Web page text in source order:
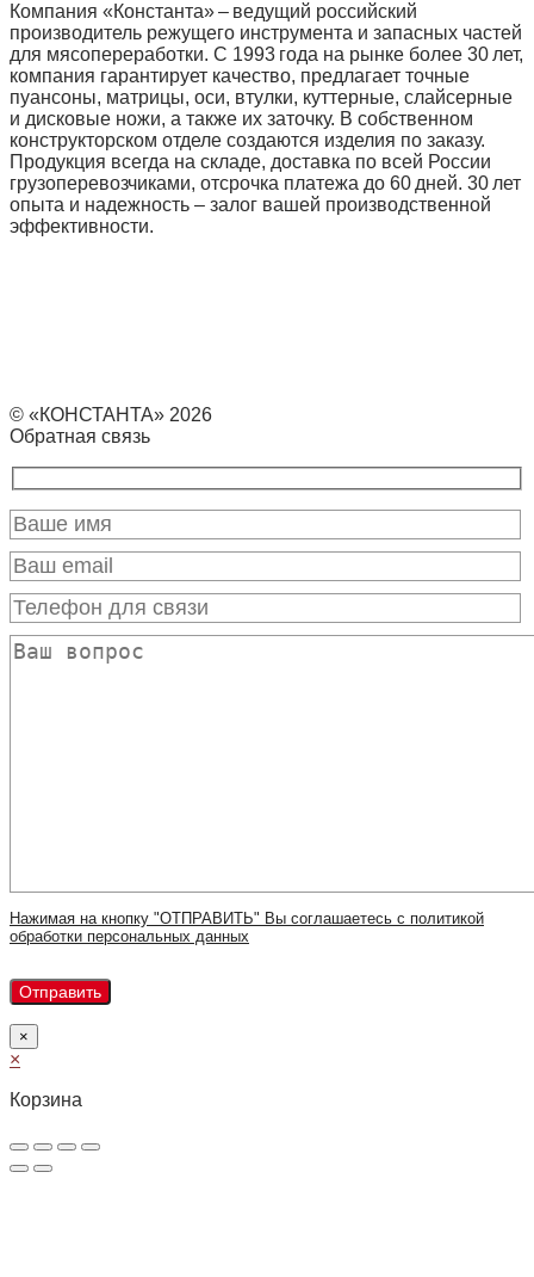
Компания «Константа» – ведущий российский
производитель режущего инструмента и запасных частей
для мясопереработки. С 1993 года на рынке более 30 лет,
компания гарантирует качество, предлагает точные
пуансоны, матрицы, оси, втулки, куттерные, слайсерные
и дисковые ножи, а также их заточку. В собственном
конструкторском отделе создаются изделия по заказу.
Продукция всегда на складе, доставка по всей России
грузоперевозчиками, отсрочка платежа до 60 дней. 30 лет
опыта и надежность – залог вашей производственной
эффективности.
© «КОНСТАНТА» 2026
Обратная связь
Нажимая на кнопку "ОТПРАВИТЬ" Вы соглашаетесь с политикой
обработки персональных данных
×
×
Корзина